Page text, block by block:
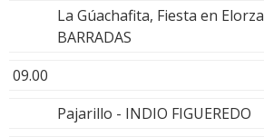
La Gúachafita, Fiesta en
BARRADAS
09.00
Pajarillo - INDIO FIGUEREDO